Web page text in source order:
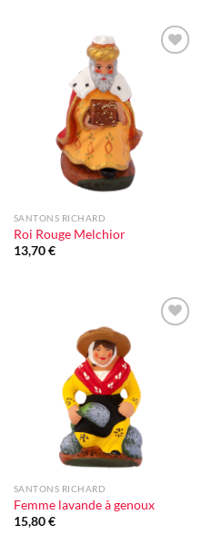
SANTONS RICHARD
Roi Rouge Melchior
13,70€
SANTONS RICHARD
Femme lavande à genoux
15,80€